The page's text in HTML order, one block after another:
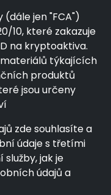
jen "FCA")
10, které zakazuje
na kryptoaktiva.
týkajících
produktů
jsou určeny
zde souhlasíte a
údaje s třetími
jak je
údajů a